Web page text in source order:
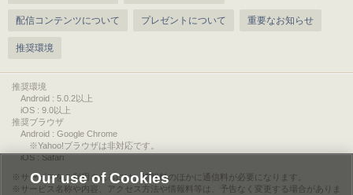
配信コンテンツについて プレゼントについて 重要なお知らせ
推奨環境
推奨環境
Android : 5.0.2以上
iOS : 9.0以上
推奨ブラウザ
Android : Google Chrome
※Yahoo!ブラウザは非対応です。
iOS : Safari
サービスをご利用されるには、情報料のほかに通信料が必要になります。
サービス名称や内容、アクセス方法や情報料等は、予告なく変更する場合がありま
Our use of Cookies